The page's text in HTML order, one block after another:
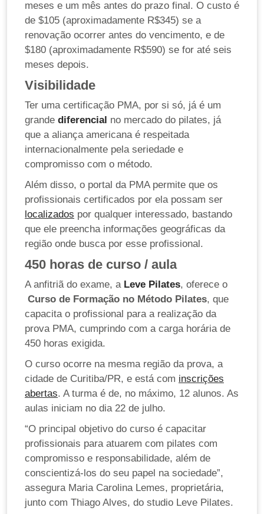
meses e um mês antes do prazo final. O custo é
de $105 (aproximadamente R$345) se a
renovação ocorrer antes do vencimento, e de
$180 (aproximadamente R$590) se for até seis
meses depois.
Visibilidade
Ter uma certificação PMA, por si só, já é um
grande diferencial no mercado do pilates, já
que a aliança americana é respeitada
internacionalmente pela seriedade e
compromisso com o método.
Além disso, o portal da PMA permite que os
profissionais certificados por ela possam ser
localizados por qualquer interessado, bastando
que ele preencha informações geográficas da
região onde busca por esse profissional.
450 horas de curso / aula
A anfitriã do exame, a Leve Pilates, oferece o
Curso de Formação no Método Pilates, que
capacita o profissional para a realização da
prova PMA, cumprindo com a carga horária de
450 horas exigida.
O curso ocorre na mesma região da prova, a
cidade de Curitiba/PR, e está com inscrições
abertas. A turma é de, no máximo, 12 alunos. As
aulas iniciam no dia 22 de julho.
“O principal objetivo do curso é capacitar
profissionais para atuarem com pilates com
compromisso e responsabilidade, além de
conscientizá-los do seu papel na sociedade”,
assegura Maria Carolina Lemes, proprietária,
junto com Thiago Alves, do studio Leve Pilates.